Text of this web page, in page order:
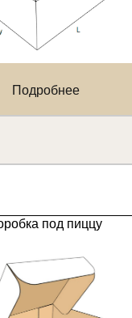
Подробнее
под пиццу